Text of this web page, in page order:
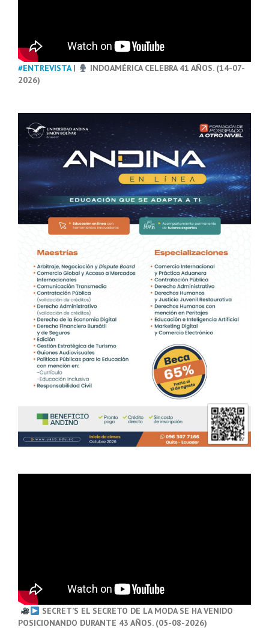
#ENTREVISTA|
INDOAMÉRICA CELEBRA 41 AÑOS. (14-07-
2026)
SECRET’S EL SECRETO DE LA MODA SE HA VENIDO
POSICIONANDO DURANTE 43 AÑOS. (05-08-2026)